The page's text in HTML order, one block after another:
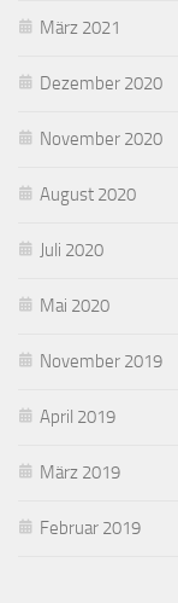
März 2021
Dezember 2020
November 2020
August 2020
Juli 2020
Mai 2020
November 2019
April 2019
März 2019
Februar 2019